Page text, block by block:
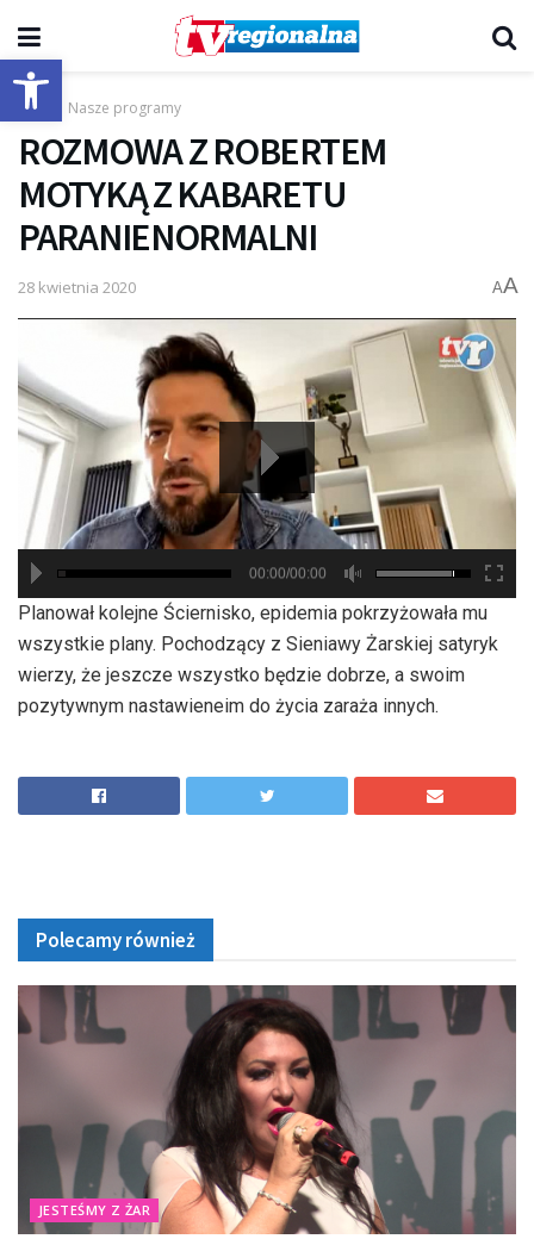
Otwórz pasek narzędzi
Start Nasze programy
ROZMOWA Z ROBERTEM
MOTYKĄ Z KABARETU
PARANIENORMALNI
28 kwietnia 2020 AA
hd2880
hd2160
hd2160
hd1440
highres
hd1080
hd720
large
medium
small
00:00/00:00
Planował kolejne Ściernisko, epidemia pokrzyżowała mu
wszystkie plany. Pochodzący z Sieniawy Żarskiej satyryk
wierzy, że jeszcze wszystko będzie dobrze, a swoim
pozytywnym nastawieneim do życia zaraża innych.
Polecamy również
JESTEŚMY Z ŻAR